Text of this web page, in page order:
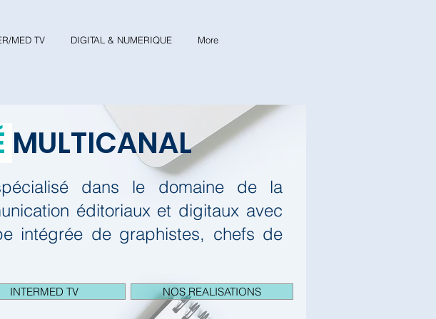
MULTICANAL
dans le domaine de la
éditoriaux et digitaux avec
intégrée de graphistes, chefs de
INTERMED TV NOS REALISATIONS
MED TV DIGITAL & NUMERIQUE More